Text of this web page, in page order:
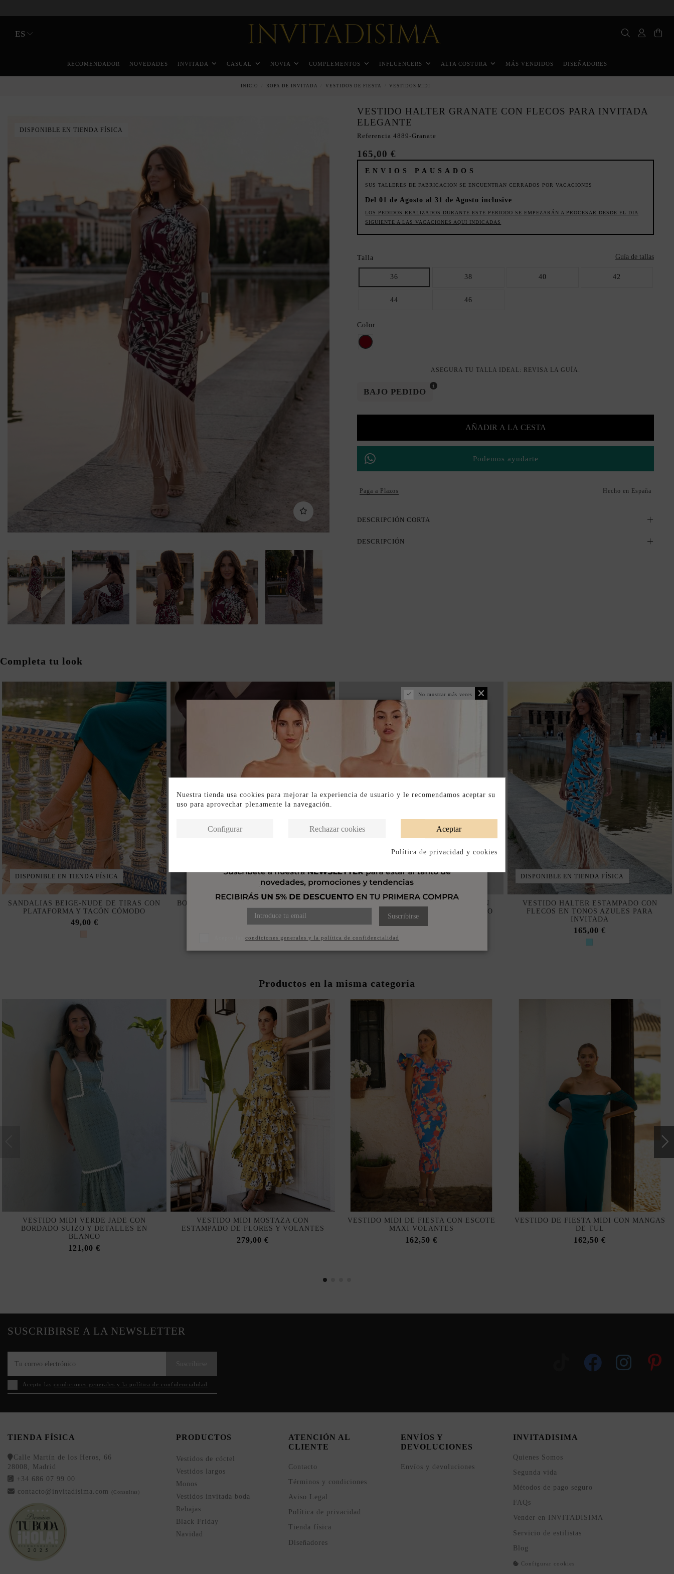
ES
RECOMENDADOR NOVEDADES INVITADA CASUAL NOVIA COMPLEMENTOS INFLUENCERS ALTA COSTURA MÁS VENDIDOS DISEÑADORES
INICIO ROPA DE INVITADA VESTIDOS DE FIESTA VESTIDOS MIDI
DISPONIBLE EN TIENDA FÍSICA
VESTIDO HALTER GRANATE CON FLECOS PARA INVITADA
ELEGANTE
Referencia 4889-Granate
165,00 €
ENVIOS PAUSADOS
SUS TALLERES DE FABRICACION SE ENCUENTRAN CERRADOS POR VACACIONES
Del 01 de Agosto al 31 de Agosto inclusive
LOS PEDIDOS REALIZADOS DURANTE ESTE PERIODO SE EMPEZARÁN A PROCESAR DESDE EL DIA
SIGUIENTE A LAS VACACIONES AQUI INDICADAS
Talla Guía de tallas
36 38 40 42
44 46
Color
granate
ASEGURA TU TALLA IDEAL: REVISA LA GUÍA.
BAJO PEDIDO
AÑADIR A LA CESTA
Podemos ayudarte
Paga a Plazos Hecho en España
DESCRIPCIÓN CORTA
DESCRIPCIÓN
Completa tu look
DISPONIBLE EN TIENDA FÍSICA
SANDALIAS BEIGE-NUDE DE TIRAS CON
PLATAFORMA Y TACÓN CÓMODO
49,00 €
BOLSO DE ANTELINA EN COLOR CREMA
PENDIENTES RECTANGULARES CON
CIRCONITA FUCSIA BAÑADOS EN ORO
DISPONIBLE EN TIENDA FÍSICA
VESTIDO HALTER ESTAMPADO CON
FLECOS EN TONOS AZULES PARA
INVITADA
165,00 €
Productos en la misma categoría
VESTIDO MIDI VERDE JADE CON
BORDADO SUIZO Y DETALLES EN
BLANCO
121,00 €
VESTIDO MIDI MOSTAZA CON
ESTAMPADO DE FLORES Y VOLANTES
279,00 €
VESTIDO MIDI DE FIESTA CON ESCOTE
MAXI VOLANTES
162,50 €
VESTIDO DE FIESTA MIDI CON MANGAS
DE TUL
162,50 €
SUSCRIBIRSE A LA NEWSLETTER
Acepto las condiciones generales y la política de confidencialidad
TIENDA FÍSICA
Calle Martín de los Heros, 66
28008, Madrid
+34 686 07 99 00
contacto@invitadisima.com
(Consultas)
PRODUCTOS
Vestidos de cóctel
Vestidos largos
Monos
Vestidos invitada boda
Rebajas
Black Friday
Navidad
ATENCIÓN AL
CLIENTE
Contacto
Términos y condiciones
Aviso Legal
Política de privacidad
Tienda física
Diseñadores
ENVÍOS Y
DEVOLUCIONES
Envíos y devoluciones
INVITADISIMA
Quienes Somos
Segunda vida
Métodos de pago seguro
FAQs
Vender en INVITADISIMA
Servicio de estilistas
Blog
Configurar cookies
No mostrar más veces
Suscribirse
condiciones generales y la política de confidencialidad
Nuestra tienda usa cookies para mejorar la experiencia de usuario y le recomendamos aceptar su
uso para aprovechar plenamente la navegación.
Aceptar
Rechazar cookies
Configurar
Política de privacidad y cookies